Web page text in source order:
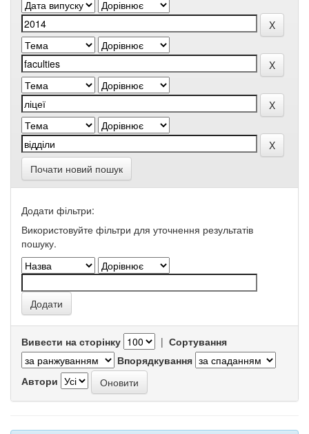
Почати новий пошук
Додати фільтри:
Використовуйте фільтри для уточнення результатів
пошуку.
Вивести на сторінку | Сортування
Впорядкування
Автори